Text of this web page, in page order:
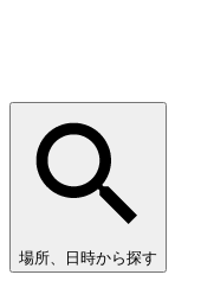
場所、日時から探す